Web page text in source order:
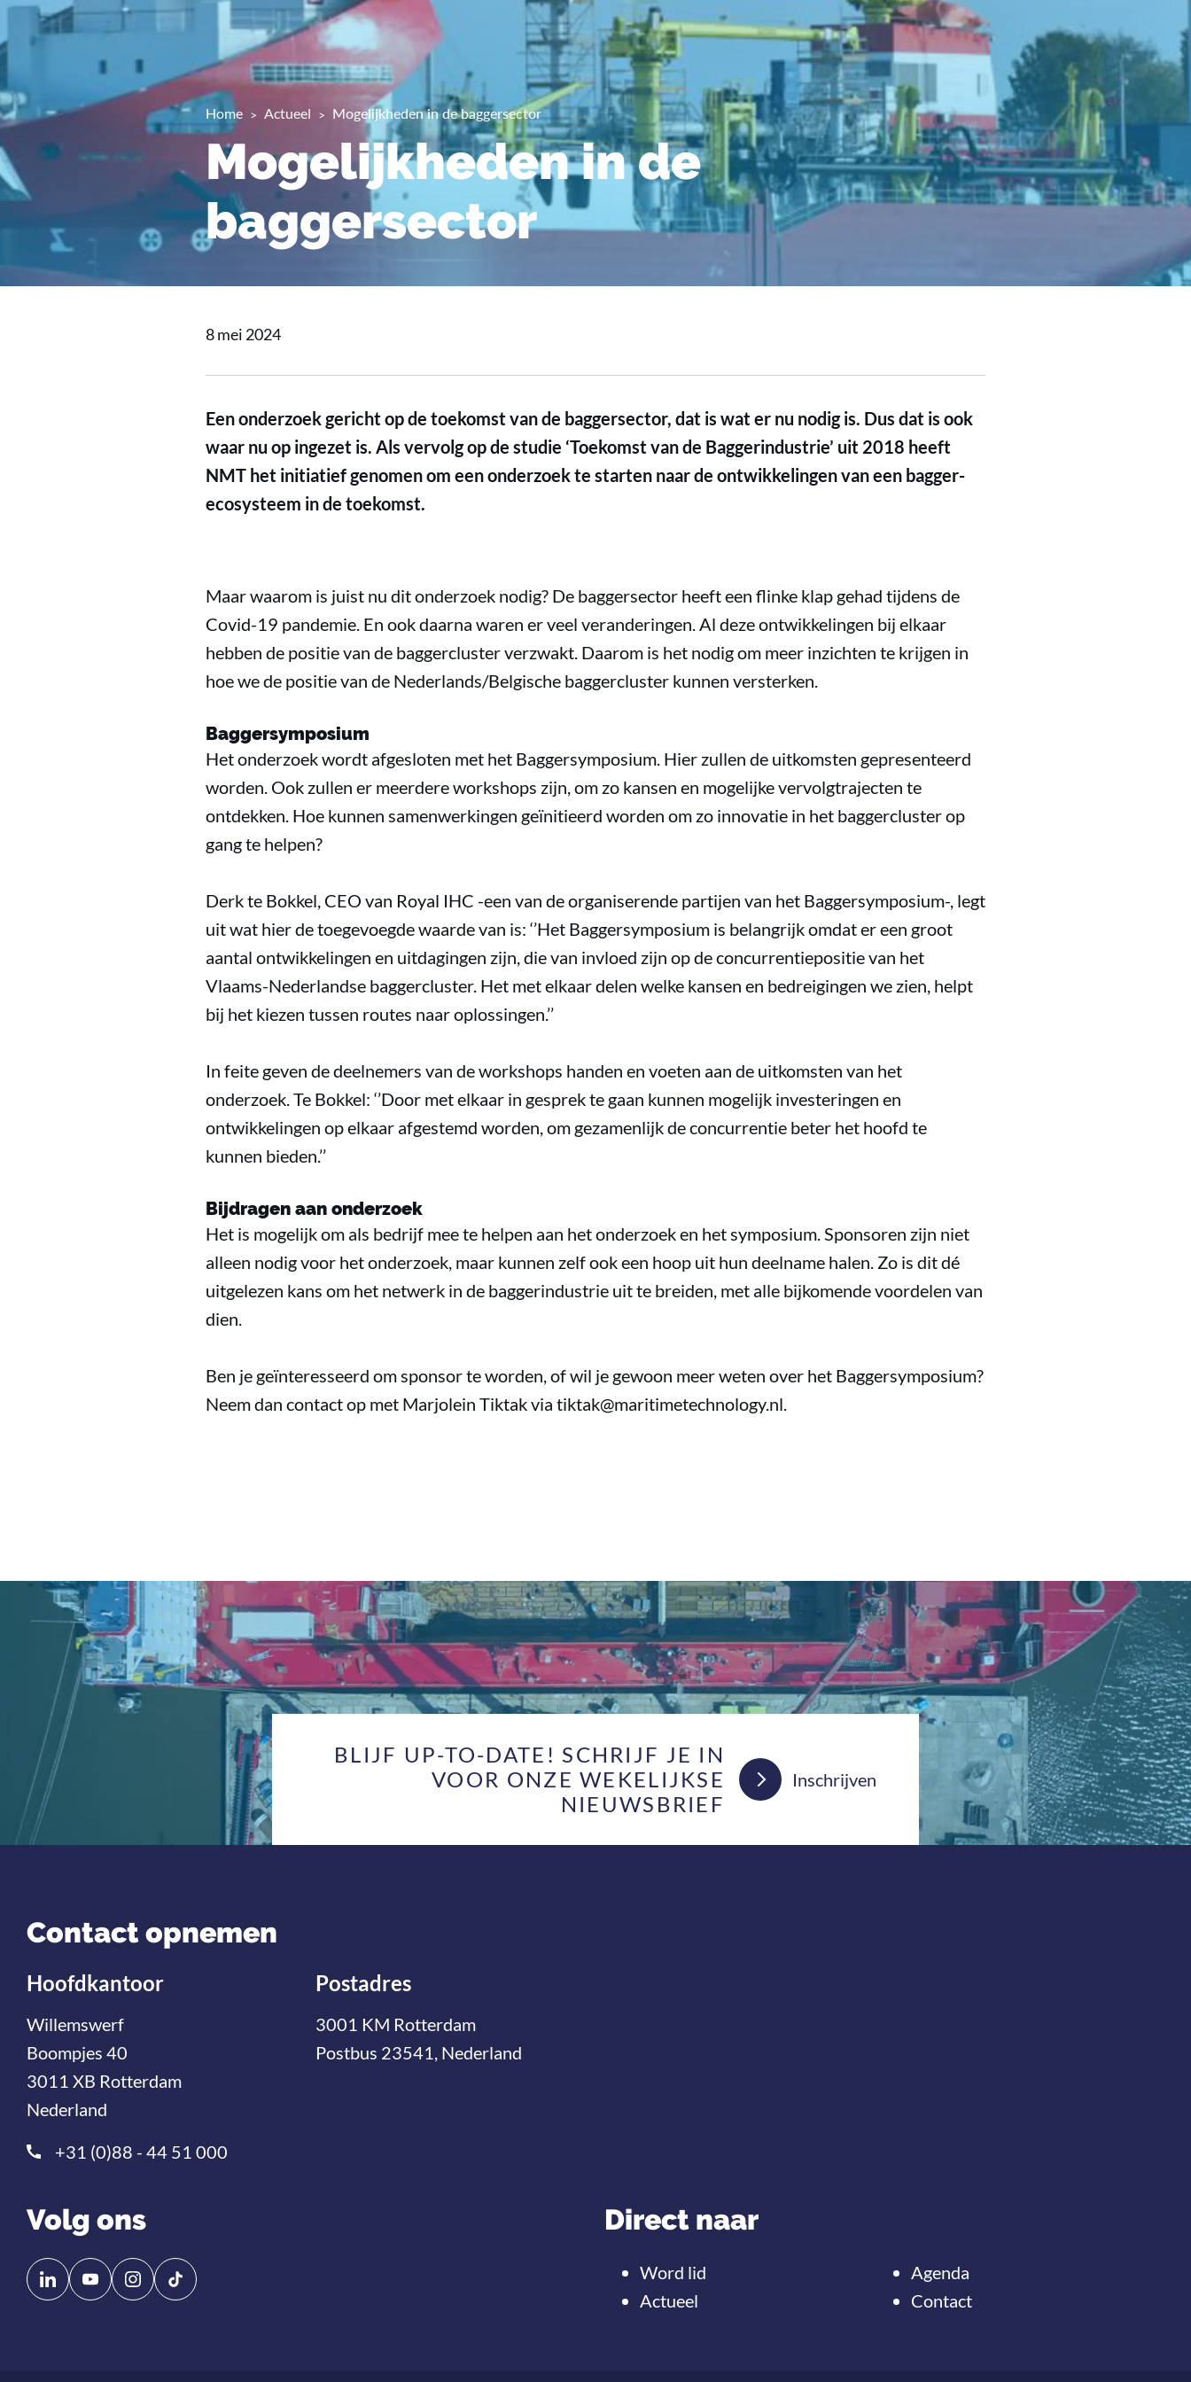
Home Actueel Mogelijkheden in de baggersector
Mogelijkheden in de
baggersector
8 mei 2024
Een onderzoek gericht op de toekomst van de baggersector, dat is wat er nu nodig is. Dus dat is ook
waar nu op ingezet is. Als vervolg op de studie ‘Toekomst van de Baggerindustrie’ uit 2018 heeft
NMT het initiatief genomen om een onderzoek te starten naar de ontwikkelingen van een bagger-
ecosysteem in de toekomst.
Maar waarom is juist nu dit onderzoek nodig? De baggersector heeft een flinke klap gehad tijdens de
Covid-19 pandemie. En ook daarna waren er veel veranderingen. Al deze ontwikkelingen bij elkaar
hebben de positie van de baggercluster verzwakt. Daarom is het nodig om meer inzichten te krijgen in
hoe we de positie van de Nederlands/Belgische baggercluster kunnen versterken.
Baggersymposium
Het onderzoek wordt afgesloten met het Baggersymposium. Hier zullen de uitkomsten gepresenteerd
worden. Ook zullen er meerdere workshops zijn, om zo kansen en mogelijke vervolgtrajecten te
ontdekken. Hoe kunnen samenwerkingen geïnitieerd worden om zo innovatie in het baggercluster op
gang te helpen?
Derk te Bokkel, CEO van Royal IHC -een van de organiserende partijen van het Baggersymposium-, legt
uit wat hier de toegevoegde waarde van is: ‘’Het Baggersymposium is belangrijk omdat er een groot
aantal ontwikkelingen en uitdagingen zijn, die van invloed zijn op de concurrentiepositie van het
Vlaams-Nederlandse baggercluster. Het met elkaar delen welke kansen en bedreigingen we zien, helpt
bij het kiezen tussen routes naar oplossingen.’’
In feite geven de deelnemers van de workshops handen en voeten aan de uitkomsten van het
onderzoek. Te Bokkel: ‘’Door met elkaar in gesprek te gaan kunnen mogelijk investeringen en
ontwikkelingen op elkaar afgestemd worden, om gezamenlijk de concurrentie beter het hoofd te
kunnen bieden.’’
Bijdragen aan onderzoek
Het is mogelijk om als bedrijf mee te helpen aan het onderzoek en het symposium. Sponsoren zijn niet
alleen nodig voor het onderzoek, maar kunnen zelf ook een hoop uit hun deelname halen. Zo is dit dé
uitgelezen kans om het netwerk in de baggerindustrie uit te breiden, met alle bijkomende voordelen van
dien.
Ben je geïnteresseerd om sponsor te worden, of wil je gewoon meer weten over het Baggersymposium?
Neem dan contact op met Marjolein Tiktak via tiktak@maritimetechnology.nl.
BLIJF UP-TO-DATE! SCHRIJF JE IN
VOOR ONZE WEKELIJKSE
NIEUWSBRIEF
Inschrijven
Contact opnemen
Hoofdkantoor
Willemswerf
Boompjes 40
3011 XB Rotterdam
Nederland
+31 (0)88 - 44 51 000
Postadres
3001 KM Rotterdam
Postbus 23541, Nederland
Volg ons
Volg
ons
Volg
ons
Direct naar
Word lid
Actueel
Agenda
Contact